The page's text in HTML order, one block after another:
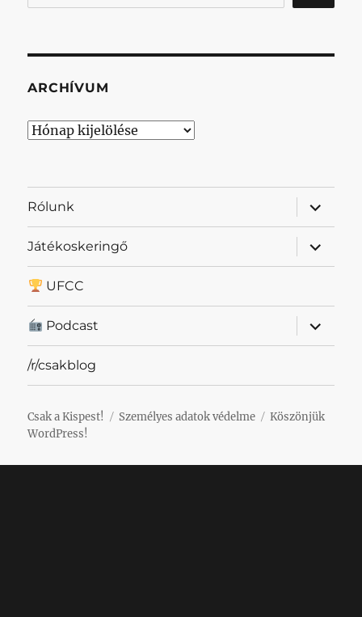
ARCHÍVUM
Archívum
Rólunk
almenü
Játékoskeringő
almenü
UFCC
Podcast
almenü
/r/csakblog
Csak a Kispest! Személyes adatok védelme
Köszönjük
WordPress!